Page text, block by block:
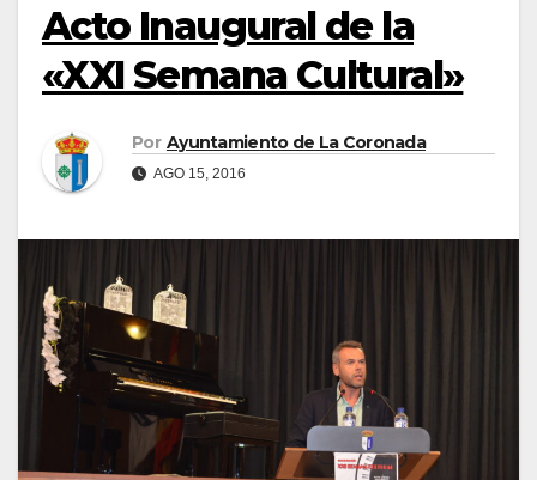
Acto Inaugural de la
«XXI Semana Cultural»
Por Ayuntamiento de La Coronada
AGO 15, 2016